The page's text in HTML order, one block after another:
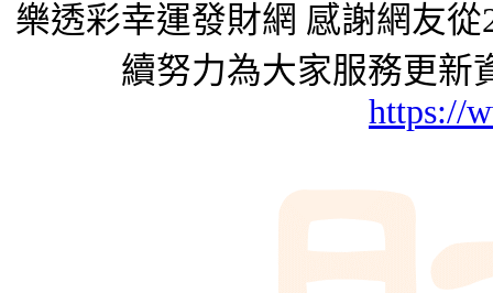
樂透彩幸運發財網 感謝網友
續努力為大家服務更新
https://